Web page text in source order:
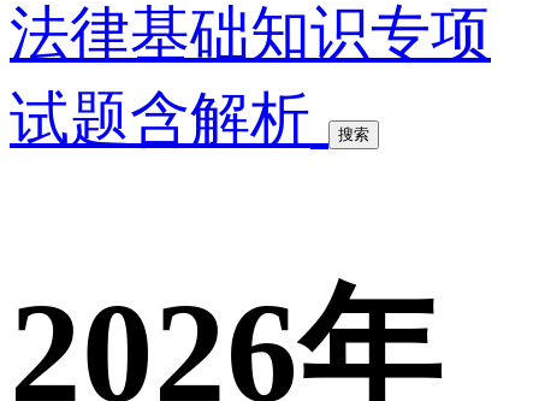
法律基础知识专项
试题含解析
搜索
2026年